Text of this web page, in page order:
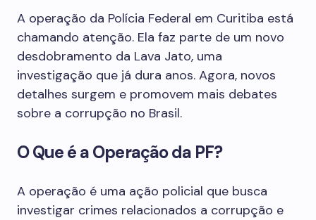
A operação da Polícia Federal em Curitiba está
chamando atenção. Ela faz parte de um novo
desdobramento da Lava Jato, uma
investigação que já dura anos. Agora, novos
detalhes surgem e promovem mais debates
sobre a corrupção no Brasil.
O Que é a Operação da PF?
A operação é uma ação policial que busca
investigar crimes relacionados a corrupção e